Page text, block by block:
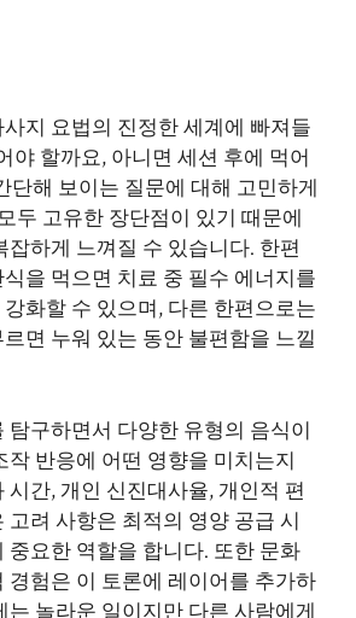
지 요법의 진정한 세계에 빠져들
야 할까요, 아니면 세션 후에 먹어
단해 보이는 질문에 대해 고민하게
두 고유한 장단점이 있기 때문에
잡하게 느껴질 수 있습니다. 한편
을 먹으면 치료 중 필수 에너지를
화할 수 있으며, 다른 한편으로는
면 누워 있는 동안 불편함을 느낄
탐구하면서 다양한 유형의 음식이
작 반응에 어떤 영향을 미치는지
시간, 개인 신진대사율, 개인적 편
고려 사항은 최적의 영양 공급 시
중요한 역할을 합니다. 또한 문화
경험은 이 토론에 레이어를 추가하
는 놀라운 일이지만 다른 사람에게